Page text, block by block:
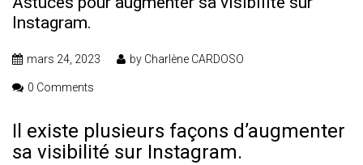
Instagram.
mars 24, 2023 by Charlène CARDOSO
0 Comments
Il existe plusieurs façons d’augmenter
sa visibilité sur Instagram.